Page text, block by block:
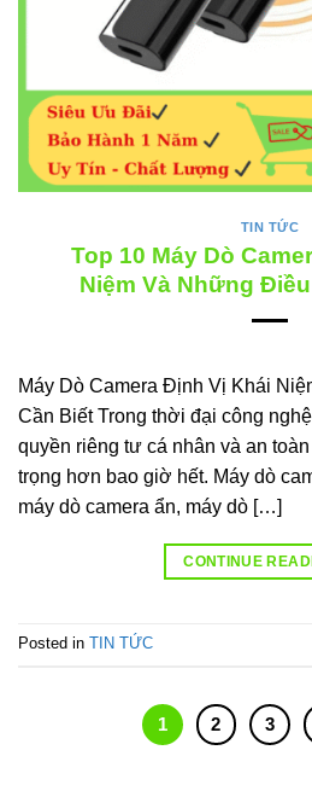
TIN TỨC
Top 10 Máy Dò
Niệm Và Những
Máy Dò Camera Định Vị Khái
Cần Biết Trong thời đại công
quyền riêng tư cá nhân và an
trọng hơn bao giờ hết. Máy dò
máy dò camera ẩn, máy dò […]
CONTINUE
Posted in TIN TỨC
1 2 3